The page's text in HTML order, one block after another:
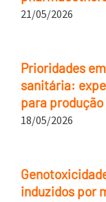
21/05/2026
Prioridades
sanitária:
para
18/05/2026
induzidos por